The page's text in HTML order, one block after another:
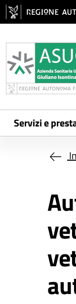
Salta al contenuto
Servizi e